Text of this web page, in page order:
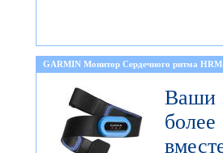
GARMIN Монитор Сердечного ритма
Ваши